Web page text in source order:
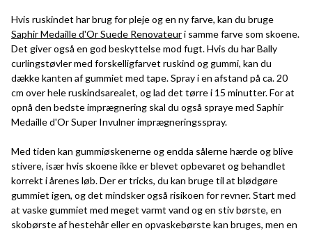
Hvis ruskindet har brug for pleje og en ny farve, kan du bruge
Saphir Medaille d'Or Suede Renovateuri samme farve som skoene.
Det giver også en god beskyttelse mod fugt. Hvis du har Bally
curlingstøvler med forskelligfarvet ruskind og gummi, kan du
dække kanten af gummiet med tape. Spray i en afstand på ca. 20
cm over hele ruskindsarealet, og lad det tørre i 15 minutter. For at
opnå den bedste imprægnering skal du også spraye med Saphir
Medaille d'Or Super Invulner imprægneringsspray.
Med tiden kan gummiøskenerne og endda sålerne hærde og blive
stivere, især hvis skoene ikke er blevet opbevaret og behandlet
korrekt i årenes løb. Der er tricks, du kan bruge til at blødgøre
gummiet igen, og det mindsker også risikoen for revner. Start med
at vaske gummiet med meget varmt vand og en stiv børste, en
skobørste af hestehår eller en opvaskebørste kan bruges, men en